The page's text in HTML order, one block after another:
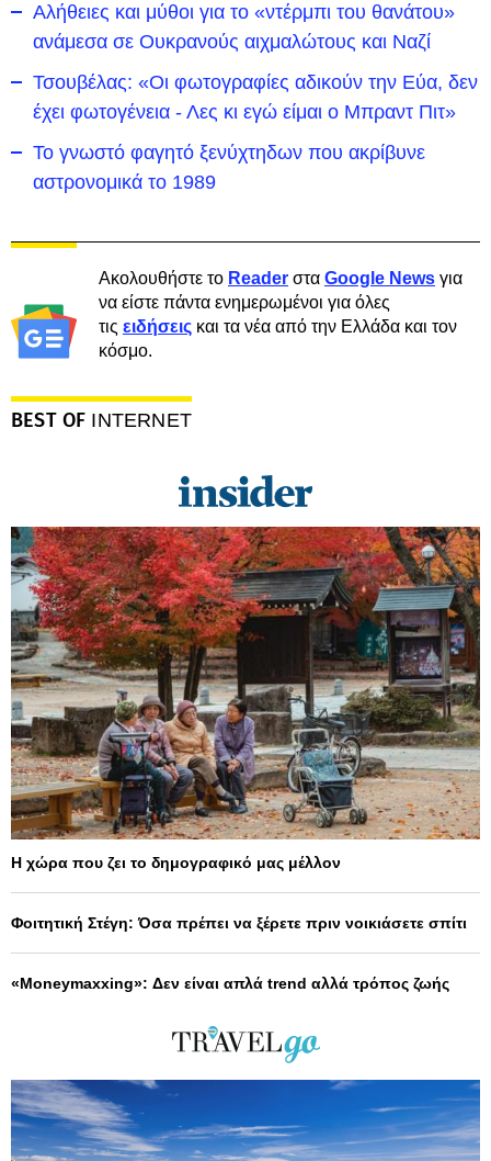
Αλήθειες και μύθοι για το «ντέρμπι του θανάτου»
ανάμεσα σε Ουκρανούς αιχμαλώτους και Ναζί
Τσουβέλας: «Οι φωτογραφίες αδικούν την Εύα, δεν
έχει φωτογένεια - Λες κι εγώ είμαι ο Μπραντ Πιτ»
Το γνωστό φαγητό ξενύχτηδων που ακρίβυνε
αστρονομικά το 1989
Ακολουθήστε το Reader στα Google News για
να είστε πάντα ενημερωμένοι για όλες
τις ειδήσεις και τα νέα από την Ελλάδα και τον
κόσμο.
BEST OF INTERNET
Η χώρα που ζει το δημογραφικό μας μέλλον
Φοιτητική Στέγη: Όσα πρέπει να ξέρετε πριν νοικιάσετε σπίτι
«Moneymaxxing»: Δεν είναι απλά trend αλλά τρόπος ζωής